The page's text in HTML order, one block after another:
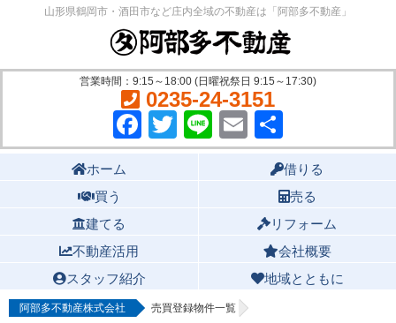
山形県鶴岡市・酒田市など庄内全域の不動産は「阿部多不動産」
営業時間：9:15～18:00 (日曜祝祭日 9:15～17:30)
0235-24-3151
Facebook
Twitter
LineEmail
有
ホーム
借りる
買う
売る
建てる
リフォーム
不動産活用
会社概要
スタッフ紹介
地域とともに
阿部多不動産株式会社 売買登録物件一覧